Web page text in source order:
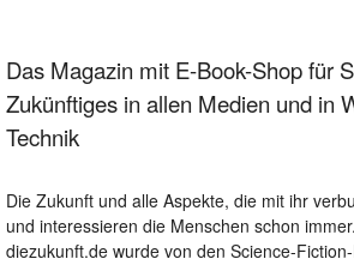
Das Magazin mit E-Book-Shop für
Zukünftiges in allen Medien und in
Technik
Die Zukunft und alle Aspekte, die mit ihr
und interessieren die Menschen schon
diezukunft.de wurde von den Science-